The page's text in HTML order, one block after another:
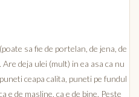
sa fie de portelan, de jena, de
deja ulei (mult) in ea asa ca nu
ceapa calita, puneti pe fundul
e de masline, ca e de bine. Peste